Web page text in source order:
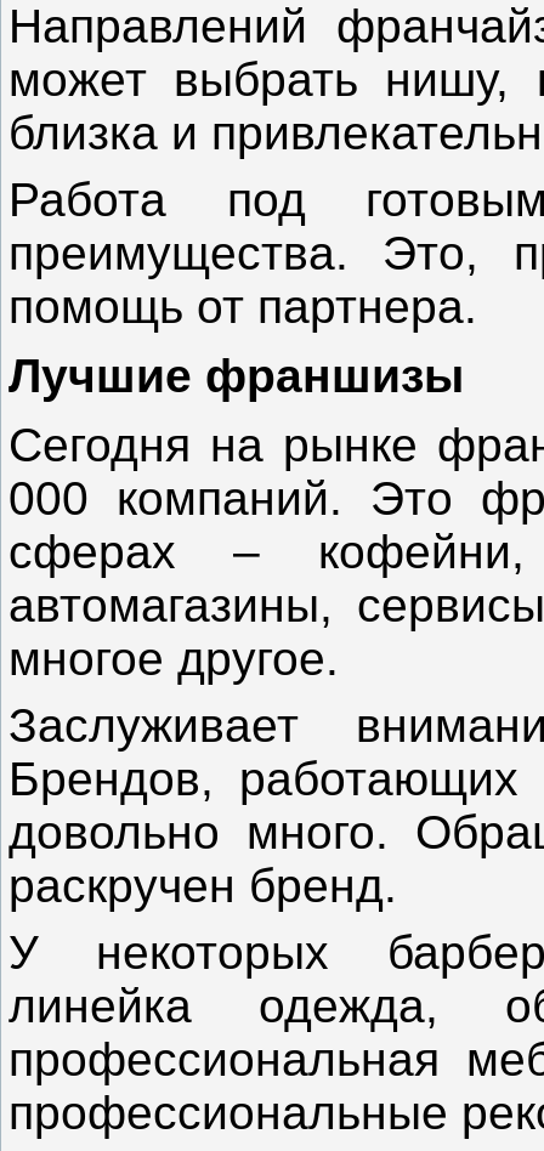
Направлений
может выбрать нишу,
близка и
Работа под
преимущества. Это,
помощь от партнера.
Лучшие франшизы
Сегодня на рынке
000 компаний. Это
сферах – кофейни,
автомагазины,
многое другое.
Заслуживает
Брендов,
довольно много.
раскручен бренд.
У некоторых
линейка одежда,
профессиональная
профессиональные